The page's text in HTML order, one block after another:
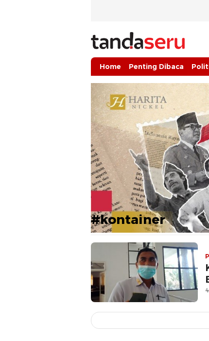
tandaseru.com | Penting Dibaca
tandaseru.com
Home Penting Dibaca
#kontainer